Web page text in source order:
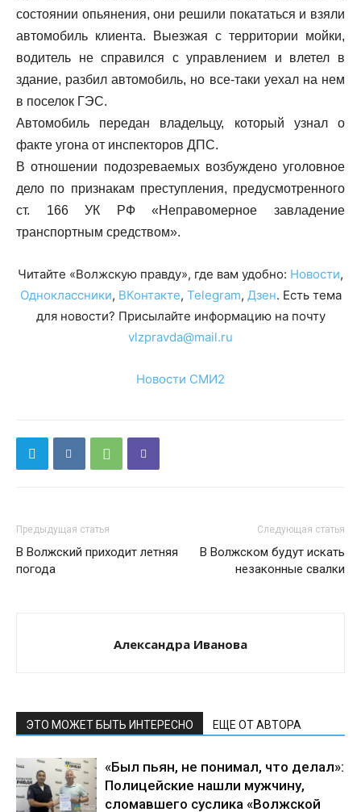
состоянии опьянения, они решили покататься и взяли
автомобиль клиента. Выезжая с территории мойки,
водитель не справился с управлением и влетел в
здание, разбил автомобиль, но все-таки уехал на нем
в поселок ГЭС.
Автомобиль передан владельцу, который узнал о
факте угона от инспекторов ДПС.
В отношении подозреваемых возбуждено уголовное
дело по признакам преступления, предусмотренного
ст. 166 УК РФ «Неправомерное завладение
транспортным средством».
Читайте «Волжскую правду», где вам удобно: Новости,
Одноклассники, ВКонтакте, Telegram, Дзен. Есть тема
для новости? Присылайте информацию на почту
vlzpravda@mail.ru
Новости СМИ2
Предыдущая статья
В Волжский приходит летняя
погода
Следующая статья
В Волжском будут искать
незаконные свалки
Александра Иванова
ЭТО МОЖЕТ БЫТЬ ИНТЕРЕСНО ЕЩЕ ОТ АВТОРА
«Был пьян, не понимал, что делал»:
Полицейские нашли мужчину,
сломавшего суслика «Волжской